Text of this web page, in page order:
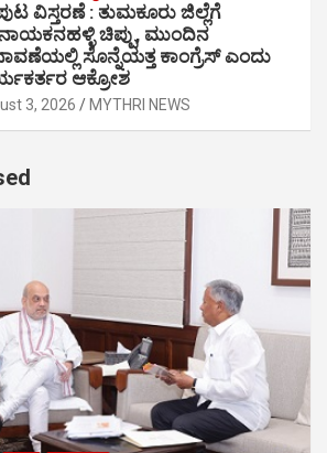
ವಿಸ್ತರಣೆ : ತುಮಕೂರು ಜಿಲ್ಲೆಗೆ
ಚಿಪ್ಪು, ಮುಂದಿನ
ಸೊನ್ನೆಯತ್ತ ಕಾಂಗ್ರೆಸ್ ಎಂದು
ಆಕ್ರೋಶ
3, 2026 MYTHRI NEWS